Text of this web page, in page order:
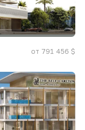
от 791 456 $